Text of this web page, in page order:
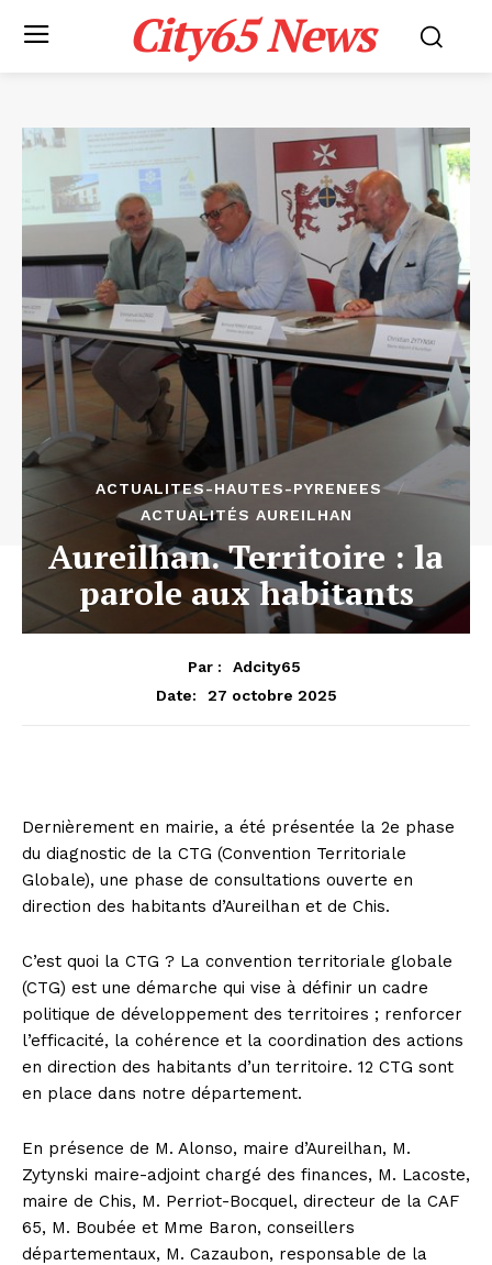
City65 News
ACTUALITES-HAUTES-PYRENEES
ACTUALITÉS AUREILHAN
Aureilhan. Territoire : la
parole aux habitants
Par :
Adcity65
Date:
27 octobre 2025
Dernièrement en mairie, a été présentée la 2e phase
du diagnostic de la CTG (Convention Territoriale
Globale), une phase de consultations ouverte en
direction des habitants d’Aureilhan et de Chis.
C’est quoi la CTG ? La convention territoriale globale
(CTG) est une démarche qui vise à définir un cadre
politique de développement des territoires ; renforcer
l’efficacité, la cohérence et la coordination des actions
en direction des habitants d’un territoire. 12 CTG sont
en place dans notre département.
En présence de M. Alonso, maire d’Aureilhan, M.
Zytynski maire-adjoint chargé des finances, M. Lacoste,
maire de Chis, M. Perriot-Bocquel, directeur de la CAF
65, M. Boubée et Mme Baron, conseillers
départementaux, M. Cazaubon, responsable de la